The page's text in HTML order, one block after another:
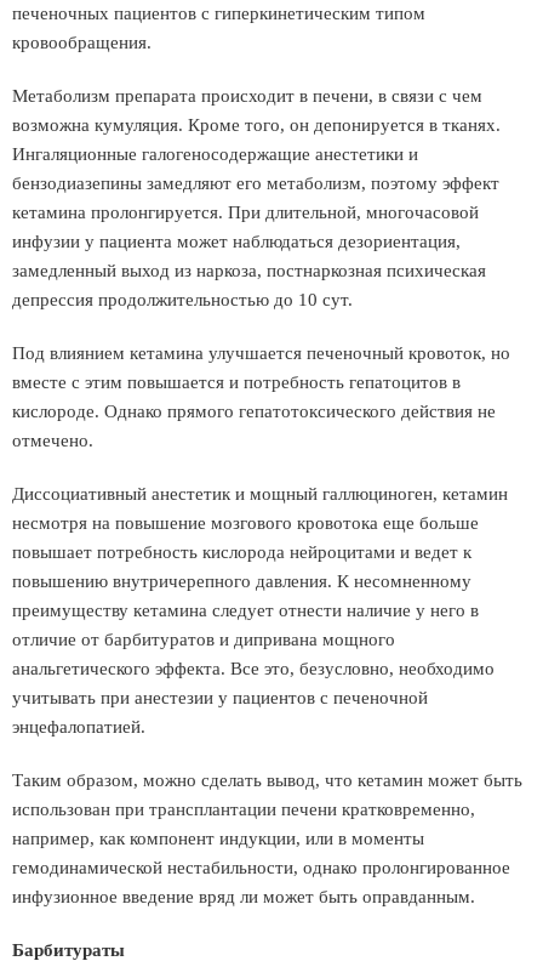
печеночных пациентов с гиперкинетическим типом
кровообращения.
Метаболизм препарата происходит в печени, в связи с чем
возможна кумуляция. Кроме того, он депонируется в тканях.
Ингаляционные галогеносодержащие анестетики и
бензодиазепины замедляют его метаболизм, поэтому эффект
кетамина пролонгируется. При длительной, многочасовой
инфузии у пациента может наблюдаться дезориентация,
замедленный выход из наркоза, постнаркозная психическая
депрессия продолжительностью до 10 сут.
Под влиянием кетамина улучшается печеночный кровоток, но
вместе с этим повышается и потребность гепатоцитов в
кислороде. Однако прямого гепатотоксического действия не
отмечено.
Диссоциативный анестетик и мощный галлюциноген, кетамин
несмотря на повышение мозгового кровотока еще больше
повышает потребность кислорода нейроцитами и ведет к
повышению внутричерепного давления. К несомненному
преимуществу кетамина следует отнести наличие у него в
отличие от барбитуратов и дипривана мощного
анальгетического эффекта. Все это, безусловно, необходимо
учитывать при анестезии у пациентов с печеночной
энцефалопатией.
Таким образом, можно сделать вывод, что кетамин может быть
использован при трансплантации печени кратковременно,
например, как компонент индукции, или в моменты
гемодинамической нестабильности, однако пролонгированное
инфузионное введение вряд ли может быть оправданным.
Барбитураты